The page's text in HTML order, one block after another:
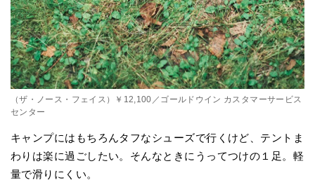
（ザ・ノース・フェイス）￥12,100／ゴールドウイン カスタマーサービス
センター
キャンプにはもちろんタフなシューズで行くけど、テントま
わりは楽に過ごしたい。そんなときにうってつけの１足。軽
量で滑りにくい。